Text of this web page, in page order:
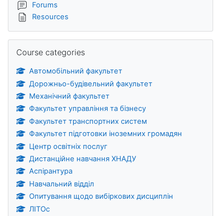
Forums
Resources
Course categories
Автомобільний факультет
Дорожньо-будівельний факультет
Механічний факультет
Факультет управління та бізнесу
Факультет транспортних систем
Факультет підготовки іноземних громадян
Центр освітніх послуг
Дистанційне навчання ХНАДУ
Аспірантура
Навчальний відділ
Опитування щодо вибіркових дисциплін
ЛІТОс